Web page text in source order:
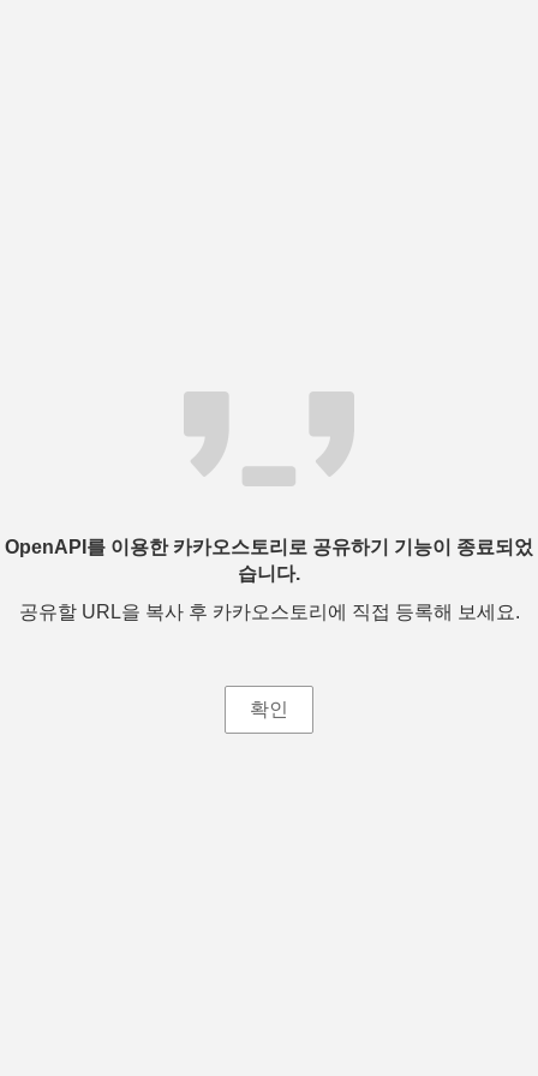
OpenAPI를 이용한 카카오스토리로 공유하기 기능이 종료되었
습니다.
공유할 URL을 복사 후 카카오스토리에 직접 등록해 보세요.
확인